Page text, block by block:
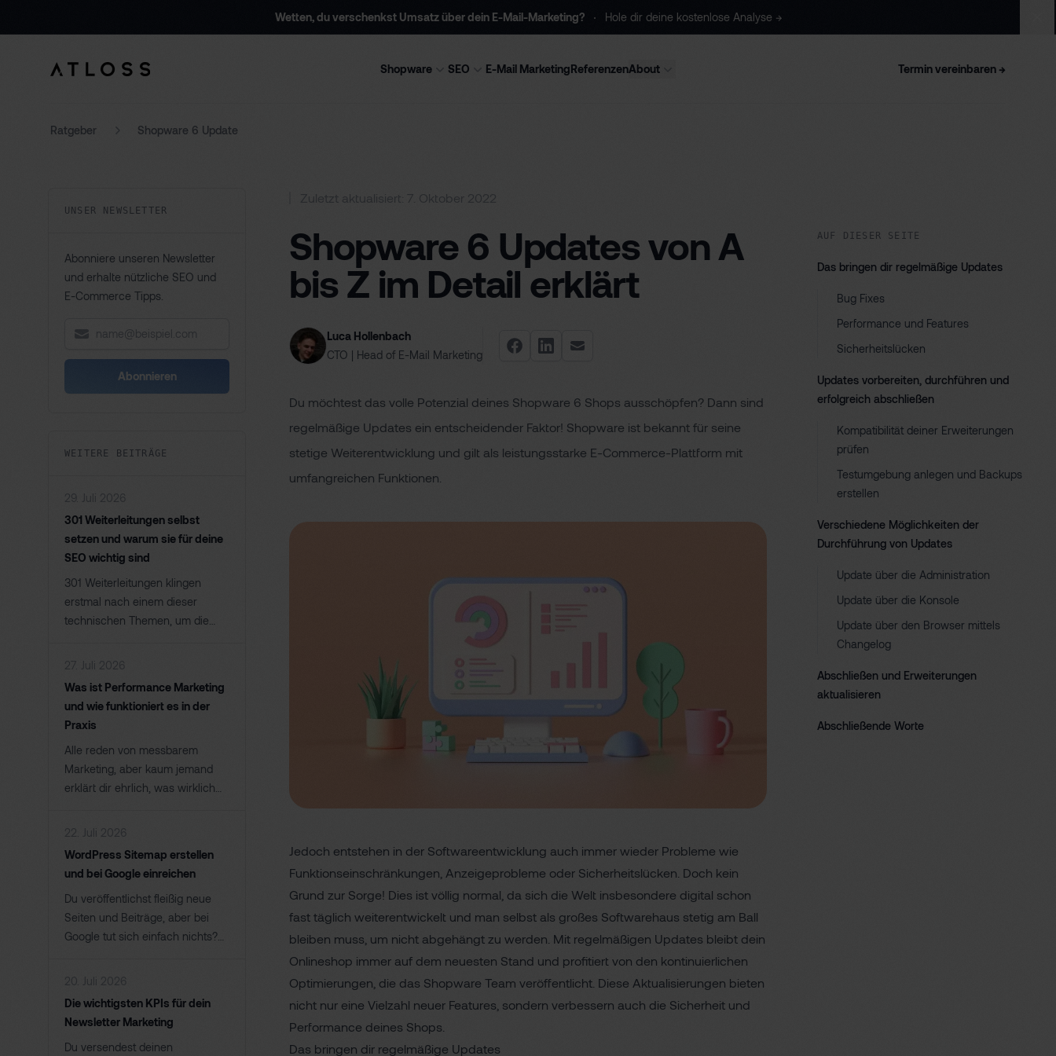
Wetten, du verschenkst Umsatzüber dein E-Mail-Marketing? Hole dir deine kostenlose Analyse →
Atloss GmbH Shopware SEO E-Mail MarketingReferenzenAbout Termin vereinbaren →
Ratgeber Shopware 6 Update
UNSER NEWSLETTER
Abonniere unseren Newsletter
und erhalte nützliche SEO und
E-Commerce Tipps.
Abonnieren
WEITERE BEITRÄGE
29. Juli 2026
301 Weiterleitungen selbst
setzen und warum sie für deine
SEO wichtig sind
301 Weiterleitungen klingen
erstmal nach einem dieser
technischen Themen, um die
Bogen macht. Dabei gehören sie
die du im SEO-Alltag überhaupt
hast. Sobald du eine URL
änderst, deine Domain wechselst
oder Seiten löschst, brauchst
diesen besagten 301 Redirect.
27. Juli 2026
Was ist Performance Marketing
und wie funktioniert es in der
Praxis
Alle reden von messbarem
Marketing, aber kaum jemand
erklärt dir ehrlich, was wirklich
wir an. Performance Marketing
mehr für Reichweite bezahlst,
sondern für Ergebnisse. Klingt
erstmal simpel, hat es aber in
sich.
22. Juli 2026
WordPress Sitemap erstellen
und bei Google einreichen
Du veröffentlichst fleißig neue
Seiten und Beiträge, aber bei
Google tut sich einfach nichts?
Content, sondern daran, dass
richtig findet. Genau hier kommt
die WordPress Sitemap ins Spiel.
Sie ist ein technischer
20. Juli 2026
Die wichtigsten KPIs für dein
Newsletter Marketing
Du versendest deinen
Zuletzt aktualisiert: 7. Oktober 2022
Shopware 6 Updates von A
bis Z im Detail erklärt
Luca Hollenbach
CTO | Head of E-Mail Marketing
Beitrag teilen
FacebookLinkedInE-Mail
Du möchtest das volle Potenzial deines Shopware 6 Shops ausschöpfen? Dann sind
regelmäßige Updates ein entscheidender Faktor! Shopware ist bekannt für seine
stetige Weiterentwicklung und gilt als leistungsstarke E-Commerce-Plattform mit
umfangreichen Funktionen.
Jedoch entstehen in der Softwareentwicklung auch immer wieder Probleme wie
Funktionseinschränkungen, Anzeigeprobleme oder Sicherheitslücken. Doch kein
Grund zur Sorge! Dies ist völlig normal, da sich die Welt insbesondere digital schon
fast täglich weiterentwickelt und man selbst als großes Softwarehaus stetig am Ball
bleiben muss, um nicht abgehängt zu werden. Mit regelmäßigen Updates bleibt dein
Onlineshop immer auf dem neuesten Stand und profitiert von den kontinuierlichen
Optimierungen, die das Shopware Team veröffentlicht. Diese Aktualisierungen bieten
nicht nur eine Vielzahl neuer Features, sondern verbessern auch die Sicherheit und
Performance deines Shops.
Das bringen dir regelmäßige Updates
AUF DIESER SEITE
Das bringen dir regelmäßige Updates
Bug Fixes
Performance und Features
Sicherheitslücken
Updates vorbereiten, durchführen und
erfolgreich abschließen
Kompatibilität deiner Erweiterungen
prüfen
Testumgebung anlegen und Backups
erstellen
Verschiedene Möglichkeiten der
Durchführung von Updates
Update über die Administration
Update über die Konsole
Update über den Browser mittels
Changelog
Abschließen und Erweiterungen
aktualisieren
Abschließende Worte